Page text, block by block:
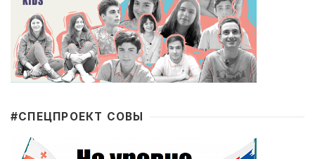
#CПЕЦПРОЕКТ СОВЫ